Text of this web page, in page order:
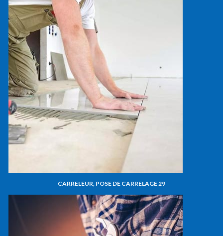
CARRELEUR, POSE DE CARRELAGE 29